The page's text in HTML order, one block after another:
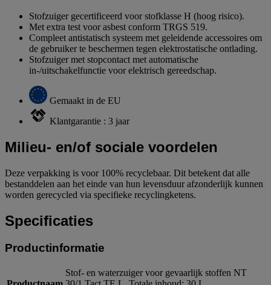
Stofzuiger gecertificeerd voor stofklasse H (hoog risico).
Met extra test voor asbest conform TRGS 519.
Compleet antistatisch systeem met geleidende accessoires om
de gebruiker te beschermen tegen elektrostatische ontlading.
Stofzuiger met stopcontact met automatische
in-/uitschakelfunctie voor elektrisch gereedschap.
Gemaakt in de EU
Klantgarantie : 3 jaar
Milieu- en/of sociale voordelen
Deze verpakking is voor 100% recyclebaar. Dit betekent dat alle
bestanddelen aan het einde van hun levensduur afzonderlijk kunnen
worden gerecycled via specifieke recyclingketens.
Specificaties
Productinformatie
Stof- en waterzuiger voor gevaarlijk stoffen NT